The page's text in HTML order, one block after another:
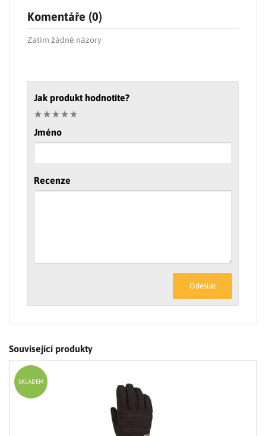
Komentáře (0)
Zatím žádné názory
Jak produkt hodnotíte?
Jméno
Recenze
Odeslat
Související produkty
SKLADEM